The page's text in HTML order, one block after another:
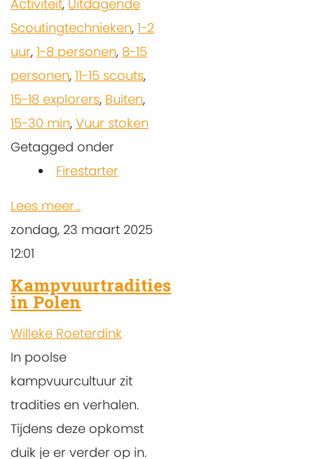
Activiteit, Uitdagende
Scoutingtechnieken, 1-2
uur, 1-8 personen, 8-15
personen, 11-15 scouts,
15-18 explorers, Buiten,
15-30 min, Vuur stoken
Getagged onder
Firestarter
Lees meer...
zondag, 23 maart 2025
12:01
Kampvuurtradities
in Polen
Willeke Roeterdink
In poolse
kampvuurcultuur zit
tradities en verhalen.
Tijdens deze opkomst
duik je er verder op in.